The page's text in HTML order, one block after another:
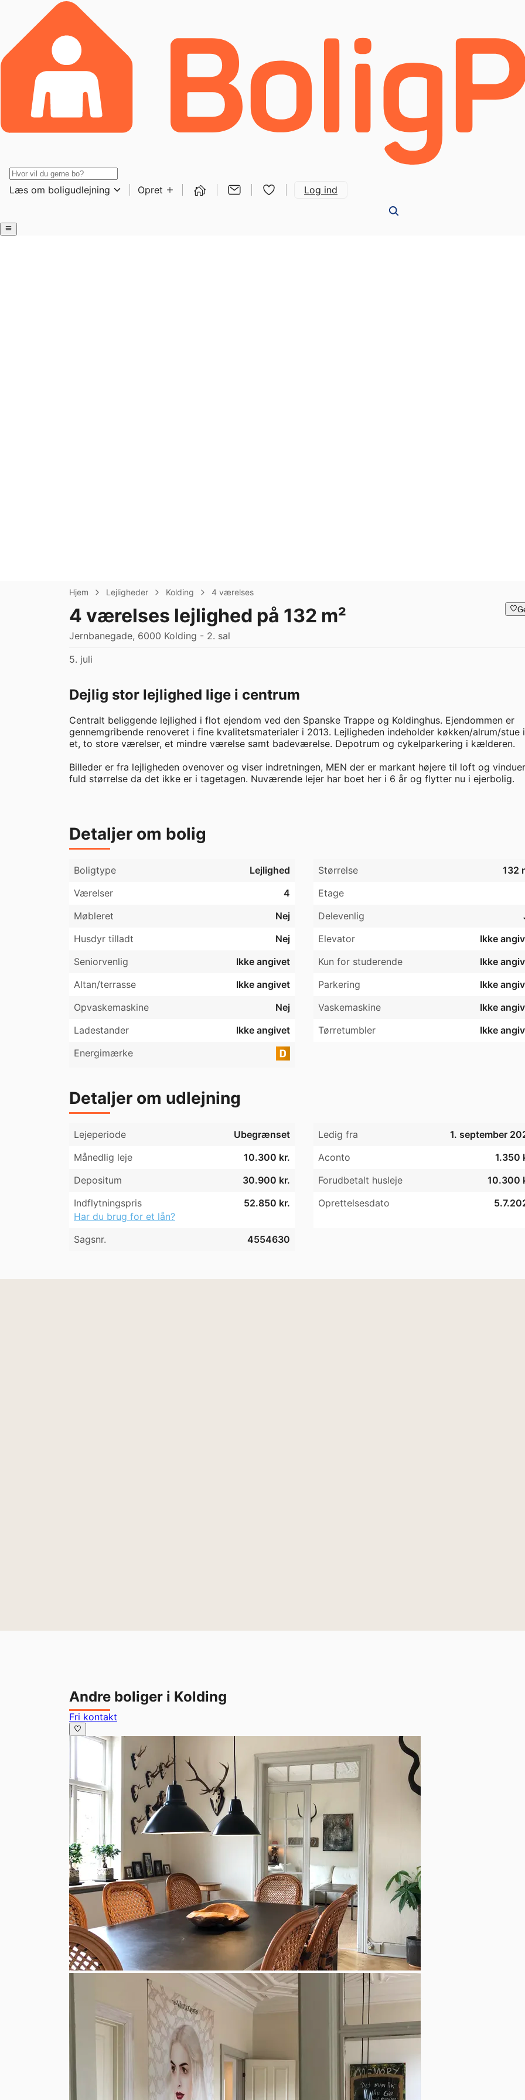
Læs om boligudlejning Opret Log ind
Hjem Lejligheder Kolding 4 værelses
4 værelses lejlighed på 132 m²
Jernbanegade, 6000 Kolding - 2. sal
5. juli
Dejlig stor lejlighed lige i centrum
Centralt beliggende lejlighed i flot ejendom ved den Spanske Trappe og Koldinghus. Ejendommen er
gennemgribende renoveret i fine kvalitetsmaterialer i 2013. Lejligheden indeholder køkken/alrum/stue i
et, to store værelser, et mindre værelse samt badeværelse. Depotrum og cykelparkering i kælderen.
Billeder er fra lejligheden ovenover og viser indretningen, MEN der er markant højere til loft og
Detaljer om bolig
Boligtype Lejlighed Størrelse
132
Værelser
4 Etage
Møbleret
Nej Delevenlig
Husdyr tilladt
Nej Elevator
Ikke
Seniorvenlig
Ikke angivet Kun for studerende
Ikke
Altan/terrasse
Ikke angivet Parkering
Ikke
Opvaskemaskine
Nej Vaskemaskine
Ikke
Ladestander
Ikke angivet Tørretumbler
Ikke
Energimærke
Detaljer om udlejning
Lejeperiode Ubegrænset Ledig fra
1. september
Månedlig leje
10.300 kr. Aconto
1.350
Depositum
30.900 kr. Forudbetalt husleje
10.300
Indflytningspris
52.850 kr.
Har du brug for et lån?
Oprettelsesdato
Sagsnr. 4554630
Andre boliger i Kolding
Fri kontakt